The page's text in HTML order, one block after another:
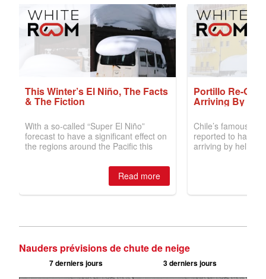
Nauders prévisions de chute de neige
7 derniers jours 3 derniers jours